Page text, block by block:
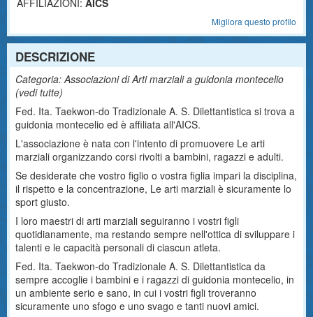
AFFILIAZIONI: AICS
Migliora questo profilo
DESCRIZIONE
Categoria: Associazioni di Arti marziali a guidonia montecelio
(vedi tutte)
Fed. Ita. Taekwon-do Tradizionale A. S. Dilettantistica si trova a
guidonia montecelio ed è affiliata all'AICS.
L'associazione è nata con l'intento di promuovere Le arti
marziali organizzando corsi rivolti a bambini, ragazzi e adulti.
Se desiderate che vostro figlio o vostra figlia impari la disciplina,
il rispetto e la concentrazione, Le arti marziali è sicuramente lo
sport giusto.
I loro maestri di arti marziali seguiranno i vostri figli
quotidianamente, ma restando sempre nell'ottica di sviluppare i
talenti e le capacità personali di ciascun atleta.
Fed. Ita. Taekwon-do Tradizionale A. S. Dilettantistica da
sempre accoglie i bambini e i ragazzi di guidonia montecelio, in
un ambiente serio e sano, in cui i vostri figli troveranno
sicuramente uno sfogo e uno svago e tanti nuovi amici.